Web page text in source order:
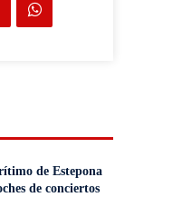
de Estepona
de conciertos